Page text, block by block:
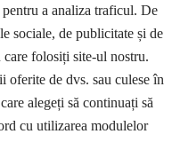
a analiza traficul. De
sociale, de publicitate și de
folosiți site-ul nostru.
oferite de dvs. sau culese în
alegeți să continuați să
cu utilizarea modulelor